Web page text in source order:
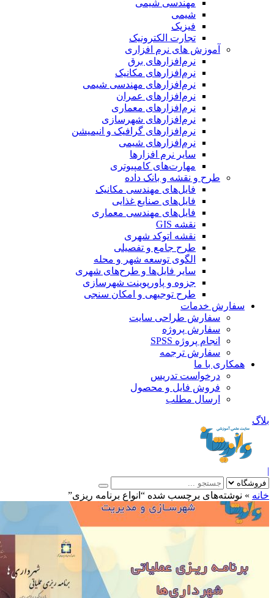
مهندسی شیمی
شیمی
فیزیک
تجارت الکترونیک
آموزش های نرم افزاری
نرم‌افزارهای برق
نرم‌افزارهای مکانیک
نرم‌افزارهای مهندسی شیمی
نرم‌افزارهای عمران
نرم‌افزارهای معماری
نرم‌افزارهای شهرسازی
نرم‌افزارهای گرافیک و انیمیشن
نرم‌افزارهای شیمی
سایر نرم افزارها
مهارت‌های کامپیوتری
طرح و نقشه و بانک داده
فایل‌های مهندسی مکانیک
فایل‌های صنایع غذایی
فایل‌های مهندسی معماری
نقشه GIS
نقشه اتوکد شهری
طرح جامع و تفصیلی
الگوی توسعه شهر و محله
سایر فایل‌ها و طرح‌های شهری
جزوه و پاورپوینت شهرسازی
طرح توجیهی و امکان سنجی
سفارش خدمات
سفارش طراحی سایت
سفارش پروژه
انجام پروژه SPSS
سفارش ترجمه
همکاری با ما
درخواست تدریس
فروش فایل و محصول
ارسال مطلب
»نوشته‌های برچسب شده “انواع برنامه ریزی”